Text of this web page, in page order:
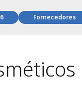
Fornecedores